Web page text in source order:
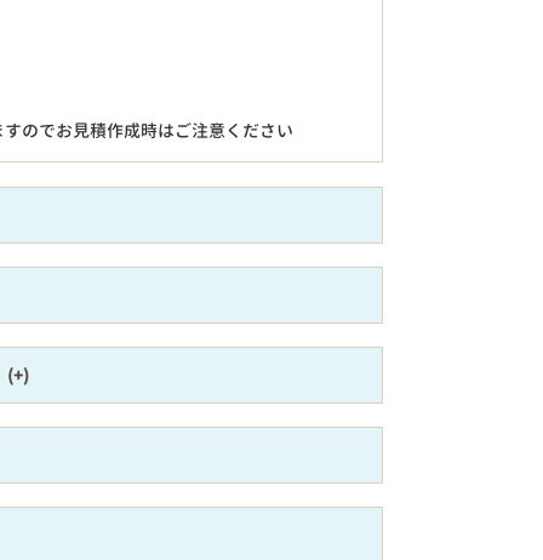
のでお見積作成時はご注意ください